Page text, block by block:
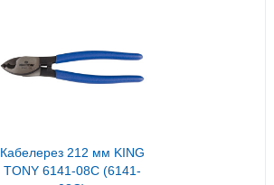
Кабелерез 212 мм KING
TONY 6141-08C (6141-